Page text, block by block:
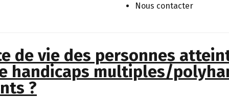
Nous contacter
de vie des personnes
handicaps multiples/
?